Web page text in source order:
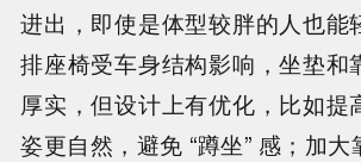
进出，即使是体型较胖的人也能
排座椅受车身结构影响，坐垫和
厚实，但设计上有优化，比如提
姿更自然，避免 “蹲坐” 感；加